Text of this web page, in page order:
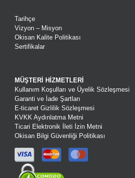
Tarihçe
Vizyon – Misyon
Okisan Kalite Politikası
Sertifikalar
MÜŞTERİ HİZMETLERİ
Kullanım Koşulları ve Üyelik Sözleşmesi
Garanti ve İade Şartları
E-ticaret Gizlilik Sözleşmesi
KVKK Aydınlatma Metni
Ticari Elektronik İleti İzin Metni
Okisan Bilgi Güvenliği Politikası